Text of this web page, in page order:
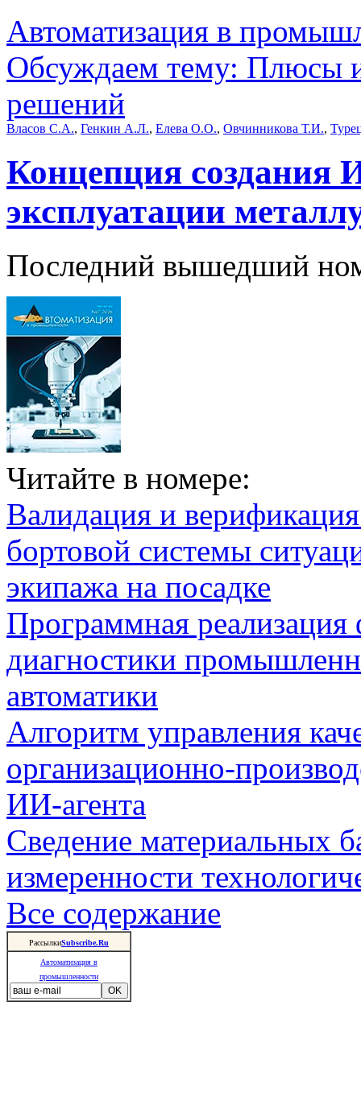
Автоматизация в
Обсуждаем тему: Плюсы
решений
Власов С.А., Генкин А.Л., Елева О.О., Овчинникова Т.И.,
Концепция создания
эксплуатации
Последний вышедший
Читайте в номере:
Валидация и
бортовой системы
экипажа на посадке
Программная
диагностики
автоматики
Алгоритм управления
организационно-
ИИ-агента
Сведение материальных
измеренности
Все содержание
РассылкиSubscribe.Ru
Автоматизация в
промышленности